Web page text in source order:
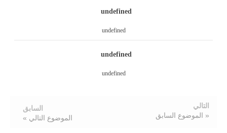
undefined
undefined
undefined
undefined
التالي
« الموضوع السابق
السابق
الموضوع التالي »